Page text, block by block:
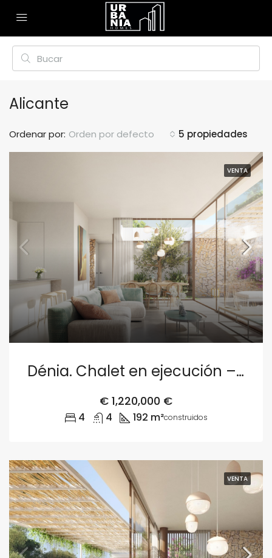
Alicante
5 propiedades
Ordenar por: Orden por defecto
VENTA
Dénia. Chalet en ejecución – Parcela 4
€ 1,220,000 €
4 4 192 m²construidos
VENTA